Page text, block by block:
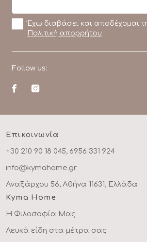
Έχω διαβάσει και αποδέχομαι
Πολιτική απορρήτου
Follow us:
Επικοινωνία
+30 210 90 18 045, 6956 331 924
info@kymahome.gr
Αναξάρχου 56, Αθήνα 11631, Ελλάδα
Kyma Home
Η Φιλοσοφία Μας
Λευκά είδη στα μέτρα σας